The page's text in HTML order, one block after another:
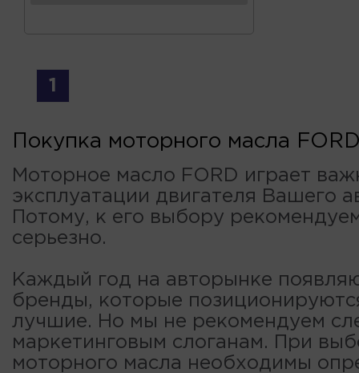
1
Покупка моторного масла
Моторное масло FORD играет
эксплуатации двигателя Вашего
Потому, к его выбору
серьезно.
Каждый год на авторынке
бренды, которые
лучшие. Но мы не рекомендуем
маркетинговым слоганам. При
моторного масла необходимы